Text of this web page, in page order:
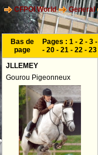
CFPOI World General
Bas de
page
Pages : 1 - 2 - 3 -
- 20 - 21 - 22 - 23
JLLEMEY
Gourou Pigeonneux